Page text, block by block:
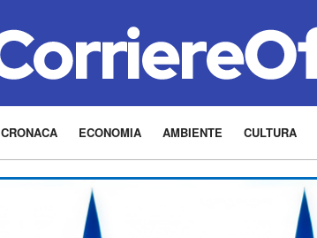
CRONACA ECONOMIA AMBIENTE CULTURA